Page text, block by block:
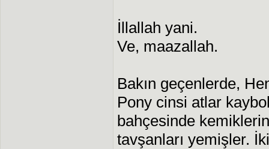
İllallah yani.
Ve, maazallah.
Bakın geçenlerde,
Pony cinsi atlar
bahçesinde
tavşanları yemişler.